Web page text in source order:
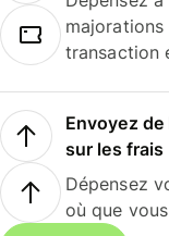
transaction
Envoyez
sur les frais
Dépensez
où que